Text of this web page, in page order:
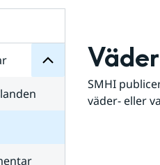
för
SMHI
väder- eller